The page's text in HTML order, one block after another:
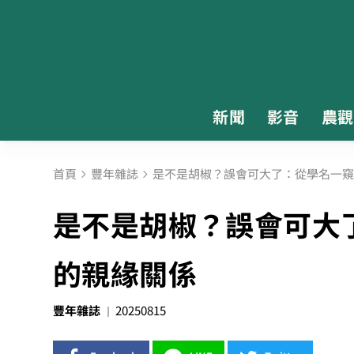
新聞 影音 農
首頁 豐年雜誌 是不是胡椒？誤會可大了：從學名一
是不是胡椒？誤會可
的親緣關係
豐年雜誌 20250815